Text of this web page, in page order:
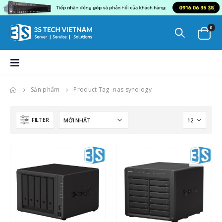
0
Sản phẩm Product Tag -nas synology
FILTER